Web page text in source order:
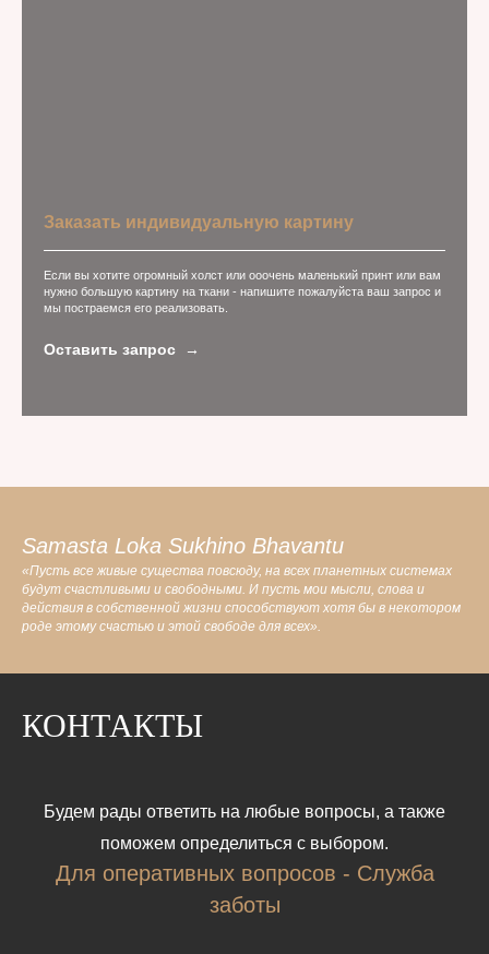
Заказать индивидуальную картину
Если вы хотите огромный холст или ооочень маленький принт или вам
нужно большую картину на ткани - напишите пожалуйста ваш запрос и
мы постраемся его реализовать.
Оставить запрос
Samasta Loka Sukhino Bhavantu
«Пусть все живые существа повсюду, на всех планетных системах
будут счастливыми и свободными. И пусть мои мысли, слова и
действия в собственной жизни способствуют хотя бы в некотором
роде этому счастью и этой свободе для всех».
КОНТАКТЫ
Будем рады ответить на любые вопросы, а также
поможем определиться с выбором.
Для оперативных вопросов - Служба
заботы